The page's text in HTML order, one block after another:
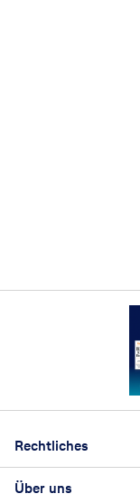
Rechtliches
AGB
Über uns